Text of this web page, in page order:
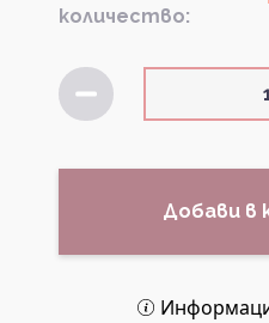
количество:
Добави в